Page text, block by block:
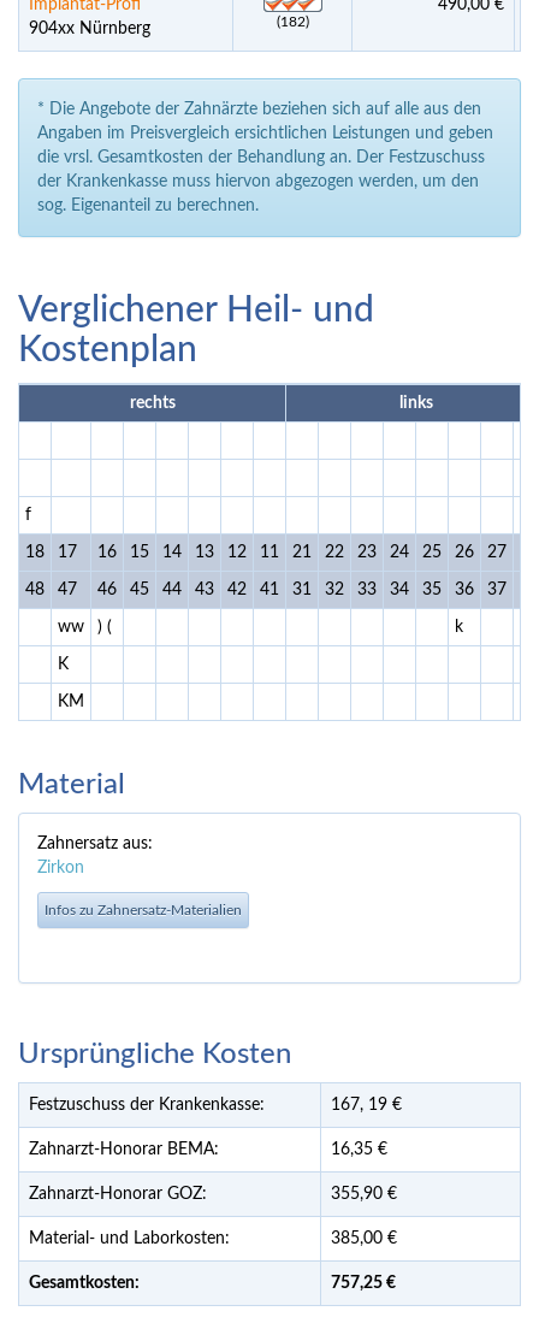
Implantat-Profi
904xx Nürnberg
(182)
490,00 €
* Die Angebote der Zahnärzte beziehen sich auf alle aus den
Angaben im Preisvergleich ersichtlichen Leistungen und geben
die vrsl. Gesamtkosten der Behandlung an. Der Festzuschuss
der Krankenkasse muss hiervon abgezogen werden, um den
sog. Eigenanteil zu berechnen.
Verglichener Heil- und
Kostenplan
rechts links
f
18 17 16 15 14 13 12 11 21 22 23 24 25 26 27
48 47 46 45 44 43 42 41 31 32 33 34 35 36 37
ww ) ( k
K
KM
Material
Zahnersatz aus:
Zirkon
Infos zu Zahnersatz-Materialien
Ursprüngliche Kosten
Festzuschuss der Krankenkasse: 167, 19 €
Zahnarzt-Honorar BEMA: 16,35 €
Zahnarzt-Honorar GOZ: 355,90 €
Material- und Laborkosten: 385,00 €
Gesamtkosten: 757,25 €